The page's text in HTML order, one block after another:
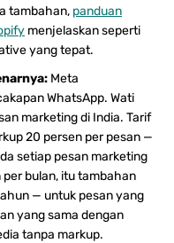
tambahan, panduan
menjelaskan seperti
yang tepat.
Meta
WhatsApp. Wati
marketing di India. Tarif
20 persen per pesan —
setiap pesan marketing
bulan, itu tambahan
— untuk pesan yang
yang sama dengan
tanpa markup.